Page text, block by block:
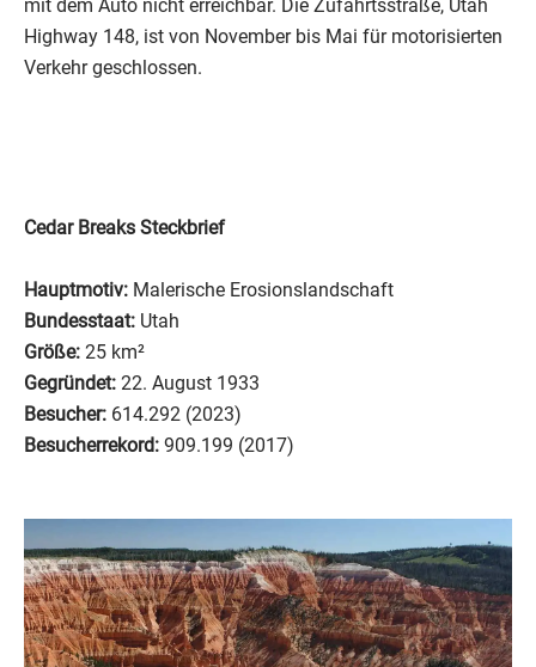
mit dem Auto nicht erreichbar. Die Zufahrtsstraße, Utah
Highway 148, ist von November bis Mai für motorisierten
Verkehr geschlossen.
Cedar Breaks Steckbrief
Hauptmotiv: Malerische Erosionslandschaft
Bundesstaat: Utah
Größe: 25 km²
Gegründet: 22. August 1933
Besucher: 614.292 (2023)
Besucherrekord: 909.199 (2017)